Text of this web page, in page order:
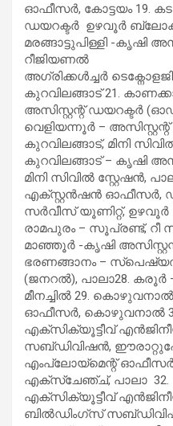
ഓഫീസര്‍, കോട്ടയം 19.
ഡയറക്ടര്‍ ഉഴവൂര്‍
മരങ്ങാട്ടുപിള്ളി -കൃഷി
റീജിയണല്‍
അഗ്രിക്കള്‍ച്ചര്‍
കുറവിലങ്ങാട് 21.
അസിസ്റ്റന്റ് ഡയറക്ടര്‍
വെളിയന്നൂര്‍ –
കുറവിലങ്ങാട്, മിനി
കുറവിലങ്ങാട് – കൃഷി
മിനി സിവില്‍ സ്റ്റേഷന്‍,
എക്സ്റ്റന്‍ഷന്‍ ഓഫീസര്‍,
സര്‍വീസ് യൂണിറ്റ്, ഉഴവൂര്‍
രാമപുരം – സൂപ്രണ്ട്, റീ
മാഞ്ഞൂര്‍ -കൃഷി
ഭരണങ്ങാനം –
(ജനറല്‍), പാലാ28.
മീനച്ചില്‍ 29.
ഓഫീസര്‍, കൊഴുവനാല്‍ 30.
എക്സിക്യൂട്ടീവ്
സബ്ഡിവിഷന്‍,
എംപ്ലോയ്‌മെന്റ്
എക്സ്ചേഞ്ച്, പാലാ 32.
എക്സിക്യൂട്ടീവ്
ബില്‍ഡിംഗ്സ്